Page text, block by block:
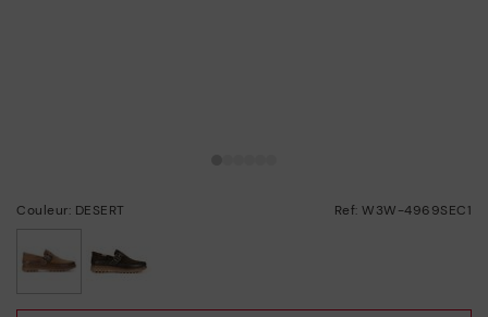
Couleur: DESERT Ref: W3W-4969SEC1